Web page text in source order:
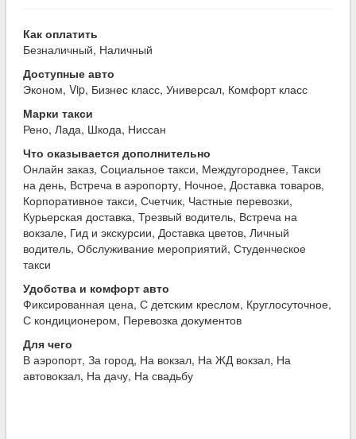
Как оплатить
Безналичный, Наличный
Доступные авто
Эконом, Vip, Бизнес класс, Универсал, Комфорт класс
Марки такси
Рено, Лада, Шкода, Ниссан
Что оказывается дополнительно
Онлайн заказ, Социальное такси, Междугороднее, Такси
на день, Встреча в аэропорту, Ночное, Доставка товаров,
Корпоративное такси, Счетчик, Частные перевозки,
Курьерская доставка, Трезвый водитель, Встреча на
вокзале, Гид и экскурсии, Доставка цветов, Личный
водитель, Обслуживание мероприятий, Студенческое
такси
Удобства и комфорт авто
Фиксированная цена, С детским креслом, Круглосуточное,
С кондиционером, Перевозка документов
Для чего
В аэропорт, За город, На вокзал, На ЖД вокзал, На
автовокзал, На дачу, На свадьбу